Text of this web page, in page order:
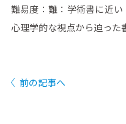
難易度：難：学術書に近
心理学的な視点から迫った
前の記事へ